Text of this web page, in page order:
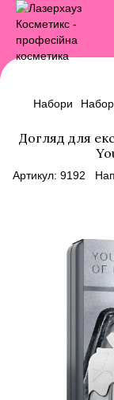
Набори
Догляд для
Артикул: 9192